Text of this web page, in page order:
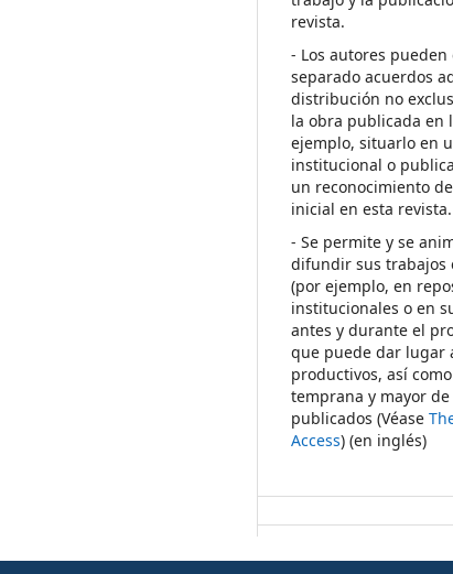
revista.
- Los autores
separado acuerdos
distribución no
la obra publicada en
ejemplo, situarlo en
institucional o
un reconocimiento
inicial en esta revista.
- Se permite y se
difundir sus trabajos
(por ejemplo, en
institucionales o en
antes y durante el
que puede dar lugar
productivos, así
temprana y mayor
publicados (Véase
Access) (en inglés)